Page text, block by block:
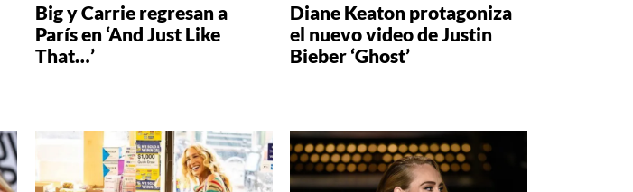
Big y Carrie regresan a
París en ‘And Just Like
That…’
Diane Keaton protagoniza
el nuevo video de Justin
Bieber ‘Ghost’